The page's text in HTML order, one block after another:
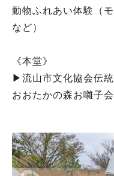
動物ふれあい体験（
など）
《本堂》
▶︎流山市文化協会伝
おおたかの森お囃子会